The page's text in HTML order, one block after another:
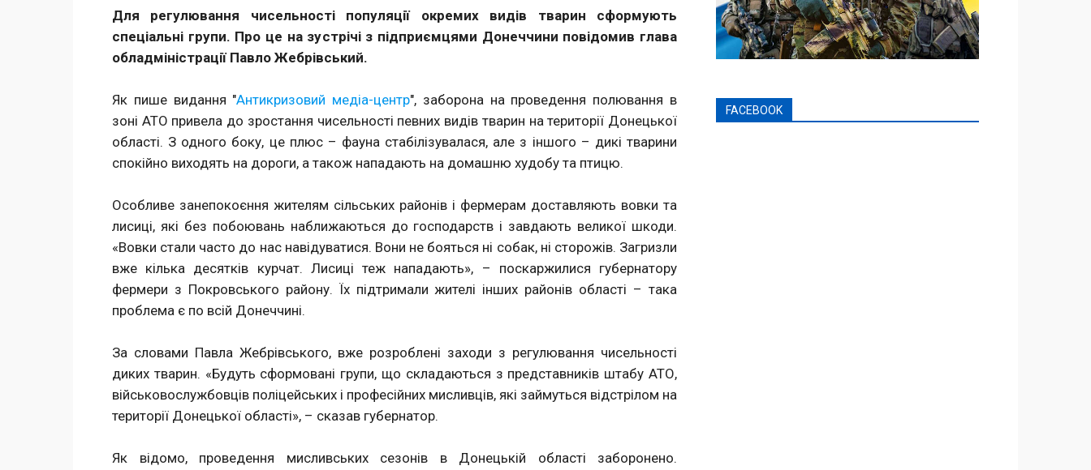
Для регулювання чисельності популяції окремих видів тварин сформують
спеціальні групи. Про це на зустрічі з підприємцями Донеччини повідомив глава
обладміністрації Павло Жебрівський.
Як пише видання "Антикризовий медіа-центр", заборона на проведення полювання в
зоні АТО привела до зростання чисельності певних видів тварин на території Донецької
області. З одного боку, це плюс – фауна стабілізувалася, але з іншого – дикі тварини
спокійно виходять на дороги, а також нападають на домашню худобу та птицю.
Особливе занепокоєння жителям сільських районів і фермерам доставляють вовки та
лисиці, які без побоювань наближаються до господарств і завдають великої шкоди.
«Вовки стали часто до нас навідуватися. Вони не бояться ні собак, ні сторожів. Загризли
вже кілька десятків курчат. Лисиці теж нападають», – поскаржилися губернатору
фермери з Покровського району. Їх підтримали жителі інших районів області – така
проблема є по всій Донеччині.
За словами Павла Жебрівського, вже розроблені заходи з регулювання чисельності
диких тварин. «Будуть сформовані групи, що складаються з представників штабу АТО,
військовослужбовців поліцейських і професійних мисливців, які займуться відстрілом на
території Донецької області», – сказав губернатор.
Як відомо, проведення мисливських сезонів в Донецькій області заборонено.
FACEBOOK